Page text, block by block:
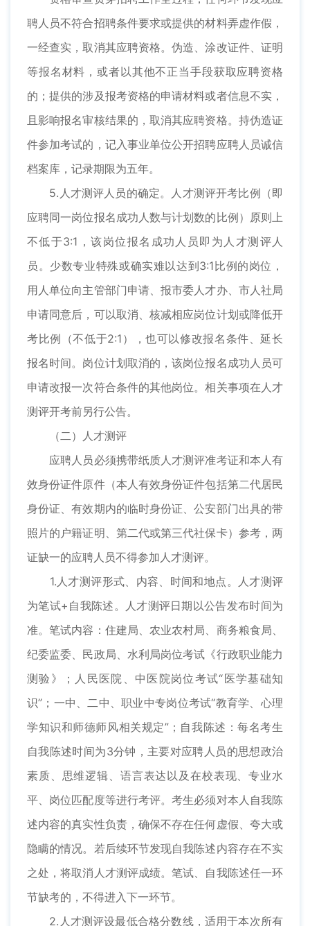
聘人员不符合招聘条件要求或提供的材料弄虚作假，
一经查实，取消其应聘资格。伪造、涂改证件、证明
等报名材料，或者以其他不正当手段获取应聘资格
的；提供的涉及报考资格的申请材料或者信息不实，
且影响报名审核结果的，取消其应聘资格。持伪造证
件参加考试的，记入事业单位公开招聘应聘人员诚信
档案库，记录期限为五年。
5.人才测评人员的确定。人才测评开考比例（即
应聘同一岗位报名成功人数与计划数的比例）原则上
不低于3:1，该岗位报名成功人员即为人才测评人
员。少数专业特殊或确实难以达到3:1比例的岗位，
用人单位向主管部门申请、报市委人才办、市人社局
申请同意后，可以取消、核减相应岗位计划或降低开
考比例（不低于2:1），也可以修改报名条件、延长
报名时间。岗位计划取消的，该岗位报名成功人员可
申请改报一次符合条件的其他岗位。相关事项在人才
测评开考前另行公告。
（二）人才测评
应聘人员必须携带纸质人才测评准考证和本人有
效身份证件原件（本人有效身份证件包括第二代居民
身份证、有效期内的临时身份证、公安部门出具的带
照片的户籍证明、第二代或第三代社保卡）参考，两
证缺一的应聘人员不得参加人才测评。
1.人才测评形式、内容、时间和地点。人才测评
为笔试+自我陈述。人才测评日期以公告发布时间为
准。笔试内容：住建局、农业农村局、商务粮食局、
纪委监委、民政局、水利局岗位考试《行政职业能力
测验》；人民医院、中医院岗位考试“医学基础知
识”；一中、二中、职业中专岗位考试“教育学、心理
学知识和师德师风相关规定”；自我陈述：每名考生
自我陈述时间为3分钟，主要对应聘人员的思想政治
素质、思维逻辑、语言表达以及在校表现、专业水
平、岗位匹配度等进行考评。考生必须对本人自我陈
述内容的真实性负责，确保不存在任何虚假、夸大或
隐瞒的情况。若后续环节发现自我陈述内容存在不实
之处，将取消人才测评成绩。笔试、自我陈述任一环
节缺考的，不得进入下一环节。
2.人才测评设最低合格分数线，适用于本次所有